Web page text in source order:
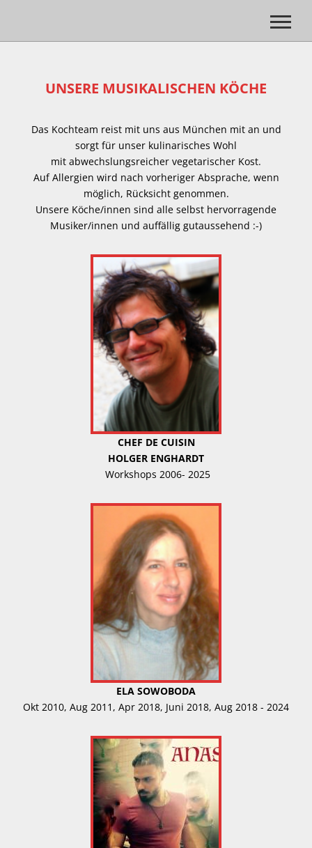
UNSERE MUSIKALISCHEN KÖCHE
Das Kochteam reist mit uns aus München mit an und
sorgt für unser kulinarisches Wohl
mit abwechslungsreicher vegetarischer Kost.
Auf Allergien wird nach vorheriger Absprache, wenn
möglich, Rücksicht genommen.
Unsere Köche/innen sind alle selbst hervorragende
Musiker/innen und auffällig gutaussehend :-)
CHEF DE CUISIN
HOLGER ENGHARDT
Workshops 2006- 2025
ELA SOWOBODA
Okt 2010, Aug 2011, Apr 2018, Juni 2018, Aug 2018 - 2024